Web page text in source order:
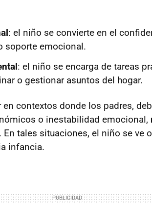
: el niño se convierte en el
soporte emocional.
: el niño se encarga de tareas
o gestionar asuntos del hogar.
contextos donde los padres,
o inestabilidad emocional,
. En tales situaciones, el niño se ve
infancia.